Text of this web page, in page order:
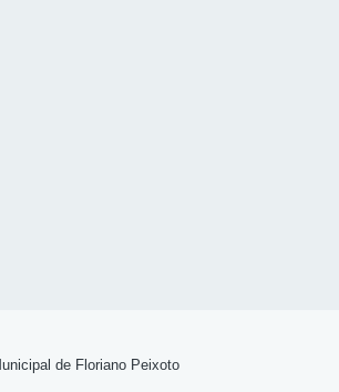
de Floriano Peixoto